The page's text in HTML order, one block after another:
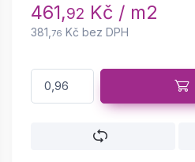
461,92 Kč / m2
381, 76 Kč bez DPH